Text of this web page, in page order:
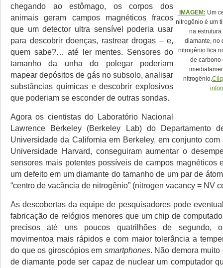
IMAGEM: Um
nitrogênio é um
na
diamante, no
nitrogênio fica
de carbono
nitrogênio.
chegando ao estômago, os corpos dos
animais geram campos magnéticos fracos
que um detector ultra sensível poderia usar
para descobrir doenças, rastrear drogas – e,
quem sabe?… até ler mentes. Sensores do
tamanho da unha do polegar poderiam
mapear depósitos de gás no subsolo, analisar
substâncias químicas e descobrir explosivos
que poderiam se esconder de outras sondas.
Agora os cientistas do Laboratório Nacional
Lawrence Berkeley (Berkeley Lab) do Departamento
Universidade da California em Berkeley, em conjunto
Universidade Harvard, conseguiram aumentar o
sensores mais potentes possíveis de campos magnéticos
um defeito em um diamante do tamanho de um par de
“centro de vacância de nitrogênio” (nitrogen vacancy = NV
As descobertas da equipe de pesquisadores pode
fabricação de relógios menores que um chip de
precisos até uns poucos quatrilhões de segundo,
movimentoa mais rápidos e com maior tolerância a
do que os giroscópios em smartphones. Não demora muito
de diamante pode ser capaz de nuclear um computador